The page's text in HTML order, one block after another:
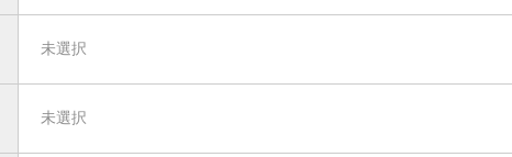
未選択
未選択